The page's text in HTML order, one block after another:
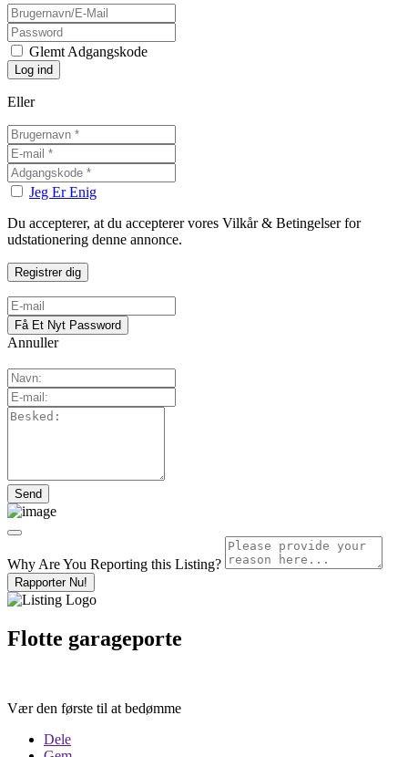
Glemt Adgangskode
Eller
Jeg Er Enig
Du accepterer, at du accepterer vores Vilkår & Betingelser for
udstationering denne annonce.
Annuller
Why Are You Reporting this Listing?
Rapporter Nu!
Flotte garageporte
Vær den første til at bedømme
Dele